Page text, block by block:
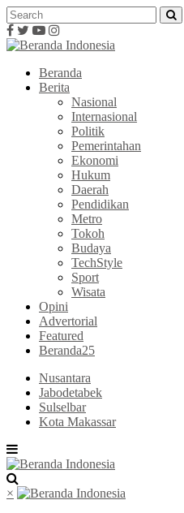
Beranda
Berita
Nasional
Internasional
Politik
Pemerintahan
Ekonomi
Hukum
Daerah
Pendidikan
Metro
Tokoh
Budaya
TechStyle
Sport
Wisata
Opini
Advertorial
Featured
Beranda25
Nusantara
Jabodetabek
Sulselbar
Kota Makassar
×